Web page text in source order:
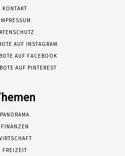
KONTAKT
IMPRESSUM
AUF INSTAGRAM
AUF FACEBOOK
AUF PINTEREST
PANORAMA
FINANZEN
FREIZEIT